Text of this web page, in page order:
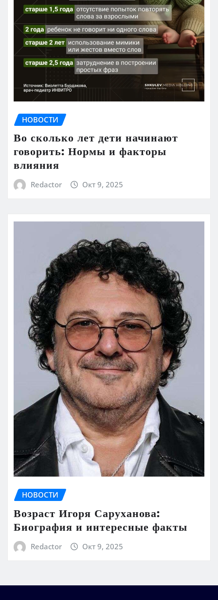
НОВОСТИ
Во сколько лет дети начинают
говорить: Нормы и факторы
влияния
Redactor Окт 9, 2025
НОВОСТИ
Возраст Игоря Саруханова:
Биография и интересные факты
Redactor Окт 9, 2025